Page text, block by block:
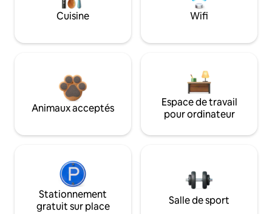
Cuisine Wifi
Animaux acceptés
Espace de travail
pour ordinateur
Stationnement
gratuit sur place
Salle de sport